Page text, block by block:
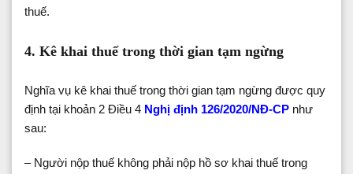
thuế.
4. Kê khai thuế trong thời gian tạm ngừng
Nghĩa vụ kê khai thuế trong thời gian tạm ngừng được quy
định tại khoản 2 Điều 4 Nghị định 126/2020/NĐ-CP như
sau:
– Người nộp thuế không phải nộp hồ sơ khai thuế trong